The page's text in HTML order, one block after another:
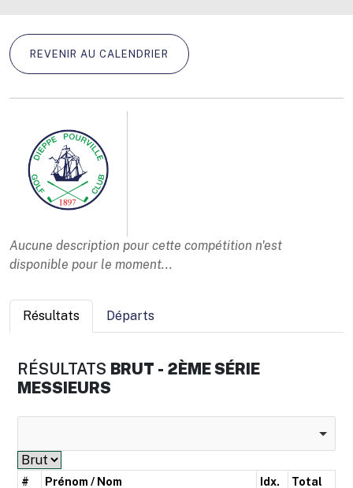
REVENIR AU CALENDRIER
Aucune description pour cette compétition n'est
disponible pour le moment...
Résultats Départs
RÉSULTATS BRUT - 2ÈME SÉRIE
MESSIEURS
# Prénom / Nom Idx. Total